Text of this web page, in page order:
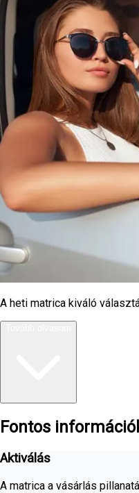
A heti matrica kiváló
Fontos
Aktiválás
A matrica a vásárlás